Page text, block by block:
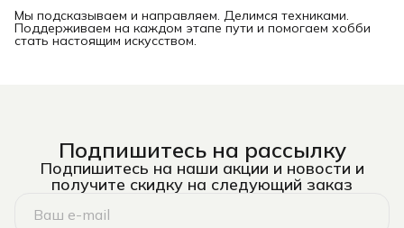
Мы подсказываем и направляем. Делимся техниками.
Поддерживаем на каждом этапе пути и помогаем хобби
стать настоящим искусством.
Подпишитесь на рассылку
Подпишитесь на наши акции и новости и
получите скидку на следующий заказ